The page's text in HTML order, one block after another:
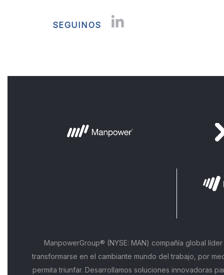
SEGUINOS
ManpowerGroup® (NYSE: MAN) compañía global
transformarse en el cambiante mundo del trabajo, por
permita triunfar. Desarrollamos soluciones innovadoras